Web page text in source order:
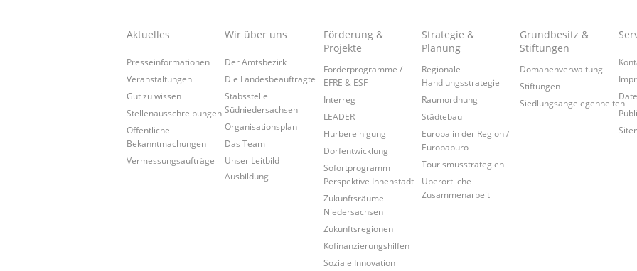
Aktuelles
Presseinformationen
Veranstaltungen
Gut zu wissen
Stellenausschreibungen
Öffentliche
Bekanntmachungen
Vermessungsaufträge
Wir über uns
Der Amtsbezirk
Die Landesbeauftragte
Stabsstelle
Südniedersachsen
Organisationsplan
Das Team
Unser Leitbild
Ausbildung
Förderung &
Projekte
Förderprogramme /
EFRE & ESF
Interreg
LEADER
Flurbereinigung
Dorfentwicklung
Sofortprogramm
Perspektive Innenstadt
Zukunftsräume
Niedersachsen
Zukunftsregionen
Kofinanzierungshilfen
Soziale Innovation
Strategie &
Planung
Regionale
Handlungsstrategie
Raumordnung
Städtebau
Europa in der Region /
Europabüro
Tourismusstrategien
Überörtliche
Zusammenarbeit
Grundbesitz &
Stiftungen
Domänenverwaltung
Stiftungen
Siedlungsangelegenheiten